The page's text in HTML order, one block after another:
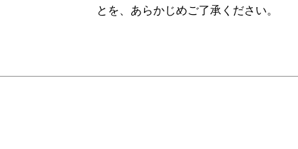
とを、あらかじめご了承ください。